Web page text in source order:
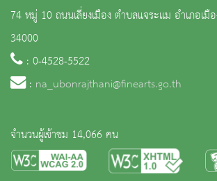
74 หมู่ 10 ถนนเลี่ยงเมือง ตำบลแจระแม อำเภอเมื
34000
: 0-4528-5522
: na_ubonrajthani@finearts.go.th
จำนวนผู้เข้าชม 14,066 คน